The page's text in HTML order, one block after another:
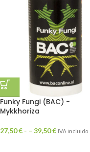
Funky Fungi (BAC) -
Mykkhoriza
27,50€ - – 39,50€ IVA incluido